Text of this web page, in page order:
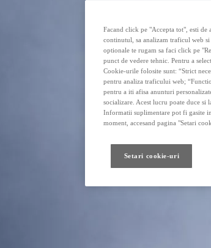
Facand click pe "Accepta tot", esti
continutul, sa analizam traficul web
optionale te rugam sa faci click pe
punct de vedere tehnic. Pentru a
Cookie-urile folosite sunt: “Strict
pentru analiza traficului web;
pentru a iti afisa anunturi
socializare. Acest lucru poate duce si
Informatii suplimentare pot fi gasite
moment, accesand pagina "Setari
Setari cookie-uri